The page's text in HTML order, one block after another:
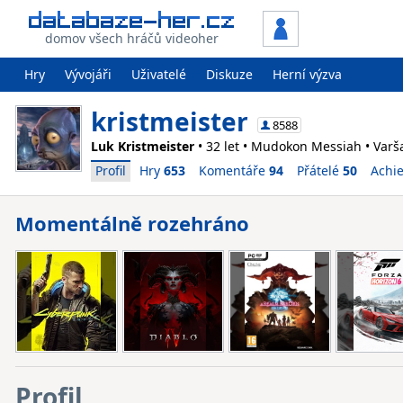
domov všech hráčů videoher
Hry Vývojáři Uživatelé Diskuze Herní výzva
kristmeister 8588
Luk Kristmeister • 32 let • Mudokon Messiah •
Profil
Hry 653 Komentáře 94 Přátelé 50
Momentálně rozehráno